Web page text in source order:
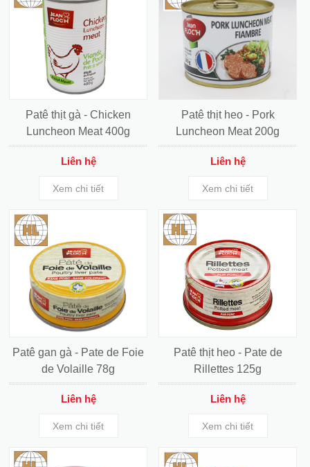
Patê thịt gà - Chicken
Luncheon Meat 400g
Liên hệ
Xem chi tiết
Patê thịt heo - Pork
Luncheon Meat 200g
Liên hệ
Xem chi tiết
Patê gan gà - Pate de Foie
de Volaille 78g
Liên hệ
Xem chi tiết
Patê thịt heo - Pate de
Rillettes 125g
Liên hệ
Xem chi tiết